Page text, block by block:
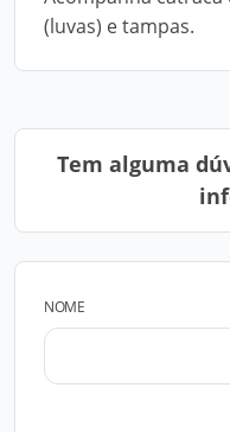
(luvas) e tampas.
Tem alguma
NOME